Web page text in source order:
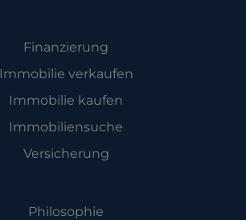
Finanzierung
Immobilie verkaufen
Immobilie kaufen
Immobiliensuche
Versicherung
Philosophie